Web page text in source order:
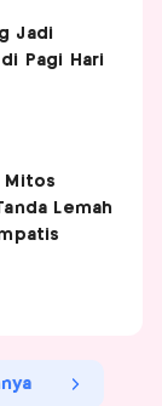
Jadi
Pagi Hari
Mitos
Lemah